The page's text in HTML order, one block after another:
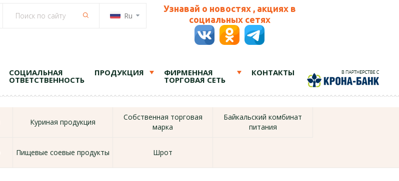
Ru
Узнавай о новостях , акциях в
социальных сетях
СОЦИАЛЬНАЯ
ОТВЕТСТВЕННОСТЬ
ПРОДУКЦИЯ ФИРМЕННАЯ
ТОРГОВАЯ СЕТЬ
КОНТАКТЫ
Куриная продукция
Собственная торговая
марка
Байкальский комбинат
питания
Пищевые соевые продукты Шрот